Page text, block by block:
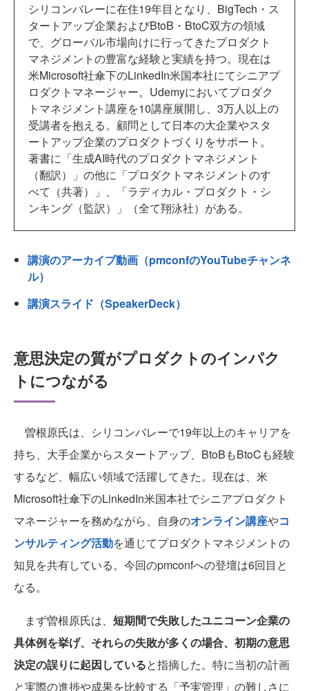
シリコンバレーに在住19年目となり、BigTech・ス
タートアップ企業およびBtoB・BtoC双方の領域
で、グローバル市場向けに行ってきたプロダクト
マネジメントの豊富な経験と実績を持つ。現在は
米Microsoft社傘下のLinkedIn米国本社にてシニアプ
ロダクトマネージャー。Udemyにおいてプロダク
トマネジメント講座を10講座展開し、3万人以上の
受講者を抱える。顧問として日本の大企業やスタ
ートアップ企業のプロダクトづくりをサポート。
著書に「生成AI時代のプロダクトマネジメント
（翻訳）」の他に「プロダクトマネジメントのす
べて（共著）」、「ラディカル・プロダクト・シ
ンキング（監訳）」（全て翔泳社）がある。
講演のアーカイブ動画（pmconfのYouTubeチャンネ
ル）
講演スライド（SpeakerDeck）
意思決定の質がプロダクトのインパク
トにつながる
曽根原氏は、シリコンバレーで19年以上のキャリアを
持ち、大手企業からスタートアップ、BtoBもBtoCも経験
するなど、幅広い領域で活躍してきた。現在は、米
Microsoft社傘下のLinkedIn米国本社でシニアプロダクト
マネージャーを務めながら、自身のオンライン講座やコ
ンサルティング活動を通じてプロダクトマネジメントの
知見を共有している。今回のpmconfへの登壇は6回目と
なる。
まず曽根原氏は、 短期間で失敗したユニコーン企業の
具体例を挙げ、それらの失敗が多くの場合、初期の意思
決定の誤りに起因していると指摘した。特に当初の計画
と実際の進捗や成果を比較する「予実管理」の難しさに